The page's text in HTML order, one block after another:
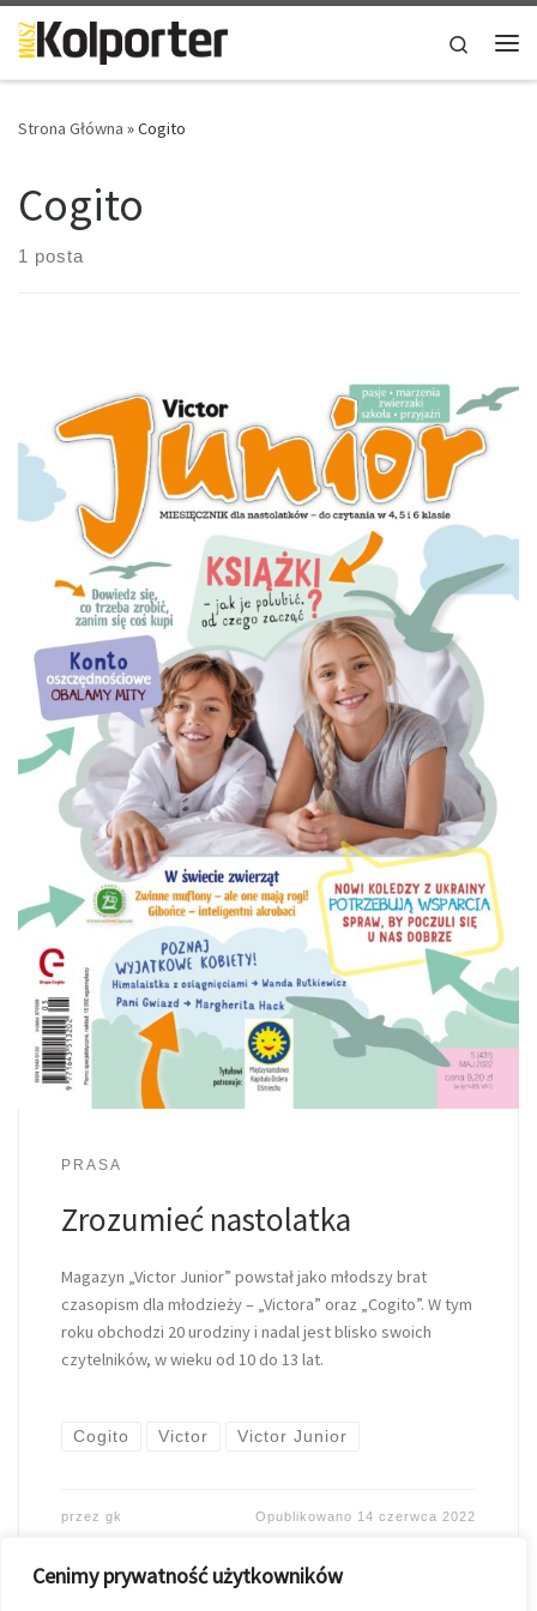
Cenimy prywatność użytkowników
Skip to content
Search
Strona Główna »Cogito
Cogito
1 posta
PRASA
Zrozumieć nastolatka
Magazyn „Victor Junior” powstał jako młodszy brat
czasopism dla młodzieży – „Victora” oraz „Cogito”. W tym
roku obchodzi 20 urodziny i nadal jest blisko swoich
czytelników, w wieku od 10 do 13 lat.
Cogito Victor Victor Junior
przez gk Opublikowano 14 czerwca 2022